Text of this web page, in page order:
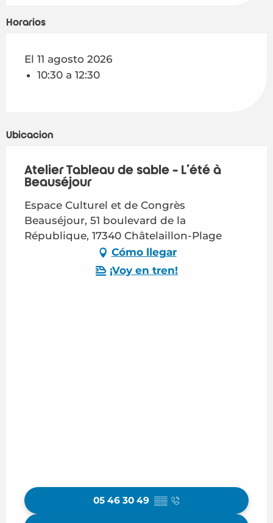
Horarios
El 11 agosto 2026
10:30 a 12:30
Ubicación
Atelier Tableau de sable - L'été à
Beauséjour
Espace Culturel et de Congrès
Beauséjour, 51 boulevard de la
République, 17340 Châtelaillon-Plage
Cómo llegar
¡Voy en tren!
05 46 30 49 ▒▒